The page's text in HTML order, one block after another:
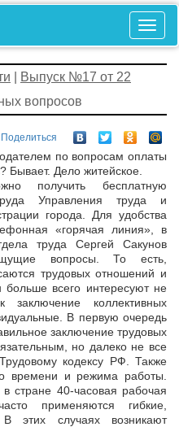
Выпуск №17 от 22
вопросов
Поделиться
по вопросам оплаты
Бывает. Дело житейское.
получить бесплатную
Управления труда и
города. Для удобства
«горячая линия», в
труда Сергей Сакунов
вопросы. То есть,
трудовых отношений и
всего интересуют не
коллективных
В первую очередь
заключение трудовых
но далеко не все
кодексу РФ. Также
времени и режима работы.
стране 40-часовая рабочая
применяются гибкие,
этих случаях возникают